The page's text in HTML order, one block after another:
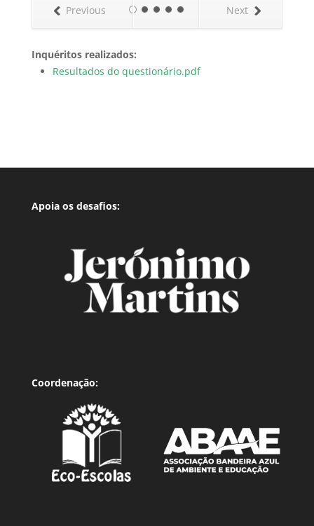
Next
Previous
Inquéritos realizados:
Resultados do questionário.pdf
Apoia os desafios:
Coordenação: